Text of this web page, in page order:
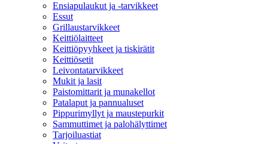
Ensiapulaukut ja -tarvikkeet
Essut
Grillaustarvikkeet
Keittiölaitteet
Keittiöpyyhkeet ja tiskirätit
Keittiösetit
Leivontatarvikkeet
Mukit ja lasit
Paistomittarit ja munakellot
Patalaput ja pannualuset
Pippurimyllyt ja maustepurkit
Sammuttimet ja palohälyttimet
Tarjoiluastiat